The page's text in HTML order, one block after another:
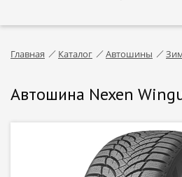
Главная Каталог Автошины
Автошина Nexen